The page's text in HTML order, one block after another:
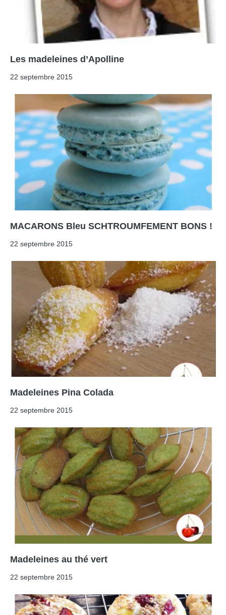
Les madeleines d’Apolline
22 septembre 2015
MACARONS Bleu SCHTROUMFEMENT BONS !
22 septembre 2015
Madeleines Pina Colada
22 septembre 2015
Madeleines au thé vert
22 septembre 2015